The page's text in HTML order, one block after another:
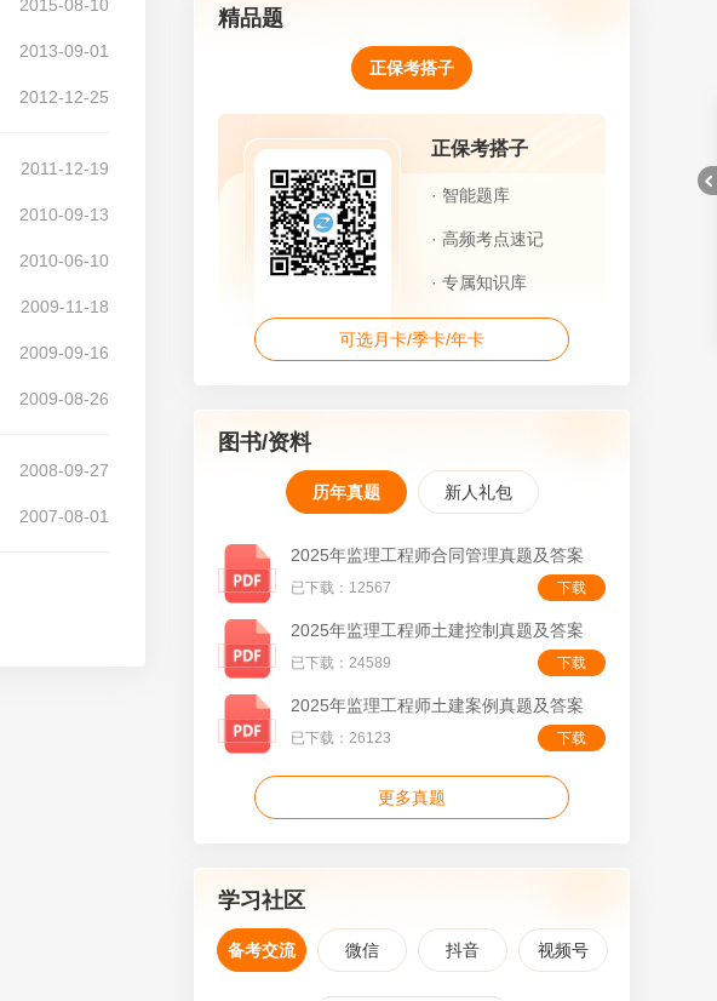
2015-08-10
2013-09-01
2012-12-25
2011-12-19
2010-09-13
2010-06-10
2009-11-18
2009-09-16
2009-08-26
2008-09-27
2007-08-01
精品题
正保考搭子
正保考搭子
· 智能题库
· 高频考点速记
· 专属知识库
可选月卡/季卡/年卡
图书/资料
历年真题 新人礼包
2025年监理工程师合同管理真题及答案
已下载：12567 下载
2025年监理工程师土建控制真题及答案
已下载：24589 下载
2025年监理工程师土建案例真题及答案
已下载：26123 下载
更多真题
学习社区
备考交流 微信 抖音 视频号